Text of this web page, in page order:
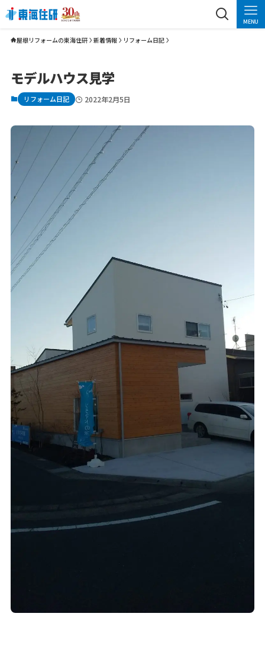
MENU
屋根リフォームの東海住研 新着情報 リフォーム日記
モデルハウス見学
リフォーム日記 2022年2月5日